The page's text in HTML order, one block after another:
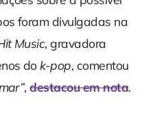
foram divulgadas na
Music, gravadora
do k-pop, comentou
,destacou em nota.